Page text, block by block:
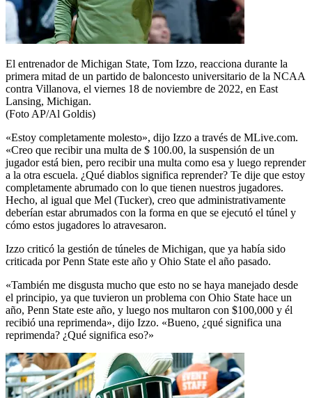
El entrenador de Michigan State, Tom Izzo, reacciona durante la
primera mitad de un partido de baloncesto universitario de la NCAA
contra Villanova, el viernes 18 de noviembre de 2022, en East
Lansing, Michigan.
(Foto AP/Al Goldis)
«Estoy completamente molesto», dijo Izzo a través de MLive.com.
«Creo que recibir una multa de $ 100.00, la suspensión de un
jugador está bien, pero recibir una multa como esa y luego reprender
a la otra escuela. ¿Qué diablos significa reprender? Te dije que estoy
completamente abrumado con lo que tienen nuestros jugadores.
Hecho, al igual que Mel (Tucker), creo que administrativamente
deberían estar abrumados con la forma en que se ejecutó el túnel y
cómo estos jugadores lo atravesaron.
Izzo criticó la gestión de túneles de Michigan, que ya había sido
criticada por Penn State este año y Ohio State el año pasado.
«También me disgusta mucho que esto no se haya manejado desde
el principio, ya que tuvieron un problema con Ohio State hace un
año, Penn State este año, y luego nos multaron con $100,000 y él
recibió una reprimenda», dijo Izzo. «Bueno, ¿qué significa una
reprimenda? ¿Qué significa eso?»